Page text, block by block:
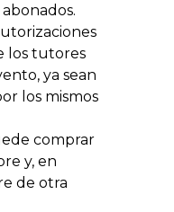
los tutores
ya sean
los mismos
comprar
y, en
de otra